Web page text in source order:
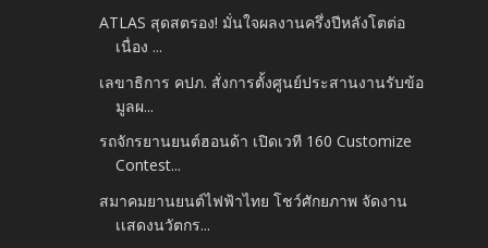
ATLAS สุดสตรอง! มั่นใจผลงานครึ่งปีหลังโตต่อ
เนื่อง ...
เลขาธิการ คปภ. สั่งการตั้งศูนย์ประสานงานรับข้อ
มูลผ...
รถจักรยานยนต์ฮอนด้า เปิดเวที 160 Customize
Contest...
สมาคมยานยนต์ไฟฟ้าไทย โชว์ศักยภาพ จัดงาน
เเสดงนวัตกร...